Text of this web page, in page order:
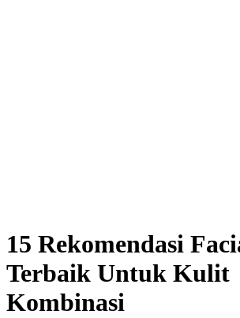
15 Rekomendasi
Terbaik Untuk Kulit
Kombinasi